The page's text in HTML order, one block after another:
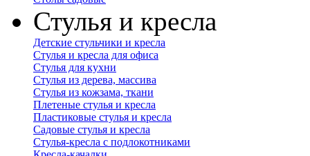
Стулья и кресла
Детские стульчики и кресла
Стулья и кресла для офиса
Стулья для кухни
Стулья из дерева, массива
Стулья из кожзама, ткани
Плетеные стулья и кресла
Пластиковые стулья и кресла
Садовые стулья и кресла
Стулья-кресла с подлокотниками